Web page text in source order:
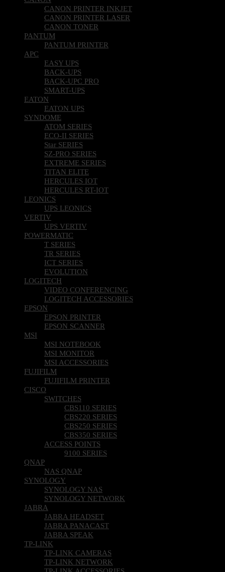
CANON PRINTER INKJET
CANON PRINTER LASER
CANON TONER
PANTUM
PANTUM PRINTER
APC
EASY UPS
BACK-UPS
BACK-UPC PRO
SMART-UPS
EATON
EATON UPS
SYNDOME
ATOM SERIES
ECO-II SERIES
Star SERIES
SZ-PRO SERIES
EXTREME SERIES
TITAN ELITE
HERCULES IOT
HERCULES RT-IOT
LEONICS
UPS LEONICS
VERTIV
UPS VERTIV
POWERMATIC
T SERIES
TR SERIES
ICT SERIES
EVOLUTION
LOGITECH
VIDEO CONFERENCING
LOGITECH ACCESSORIES
EPSON
EPSON PRINTER
EPSON SCANNER
MSI
MSI NOTEBOOK
MSI MONITOR
MSI ACCESSORIES
FUJIFILM
FUJIFILM PRINTER
CISCO
SWITCHES
CBS110 SERIES
CBS220 SERIES
CBS250 SERIES
CBS350 SERIES
ACCESS POINTS
9100 SERIES
QNAP
NAS QNAP
SYNOLOGY
SYNOLOGY NAS
SYNOLOGY NETWORK
JABRA
JABRA HEADSET
JABRA PANACAST
JABRA SPEAK
TP-LINK
TP-LINK CAMERAS
TP-LINK NETWORK